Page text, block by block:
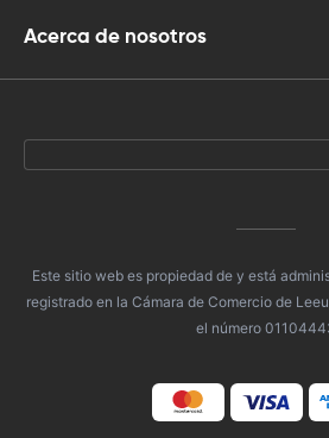
Acerca de nosotros
Este sitio web es propiedad de y está
registrado en la Cámara de Comercio de
el número